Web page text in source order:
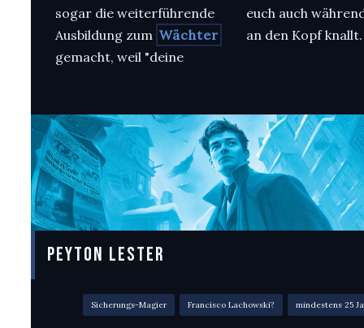
sogar die weiterführende
Ausbildung zum Wächter
gemacht, weil "deine
euch auch
an den Kopf knallt.
PEYTON LESTER
Sicherungs-Magier Francisco Lachowski? mindestens 25